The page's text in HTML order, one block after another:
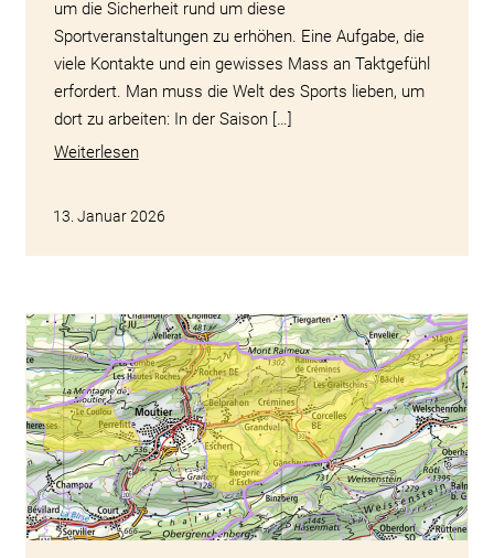
um die Sicherheit rund um diese
Sportveranstaltungen zu erhöhen. Eine Aufgabe, die
viele Kontakte und ein gewisses Mass an Taktgefühl
erfordert. Man muss die Welt des Sports lieben, um
dort zu arbeiten: In der Saison […]
Weiterlesen
13. Januar 2026